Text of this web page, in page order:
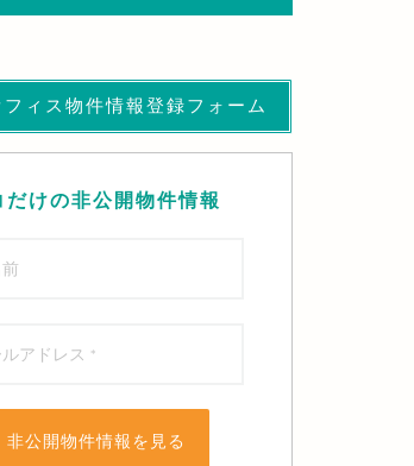
ィス物件情報登録フォーム
だけの非公開物件情報
非公開物件情報を見る